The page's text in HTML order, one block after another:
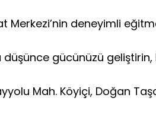
Merkezi’nin deneyimli
gücünüzü geliştirin,
Mah. Köyiçi, Doğan